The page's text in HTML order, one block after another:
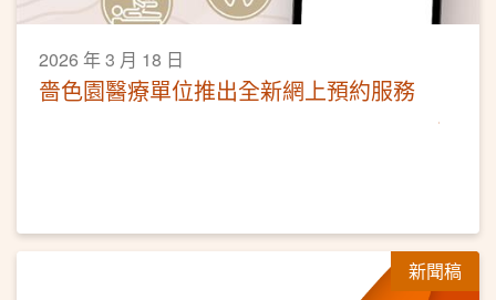
2026 年 3 月 18 日
嗇色園醫療單位推出全新網上預約服務
新聞稿